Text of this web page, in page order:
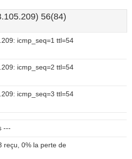
56(84)
icmp_seq=1 ttl=54
icmp_seq=2 ttl=54
icmp_seq=3 ttl=54
---
reçu, 0% la perte de